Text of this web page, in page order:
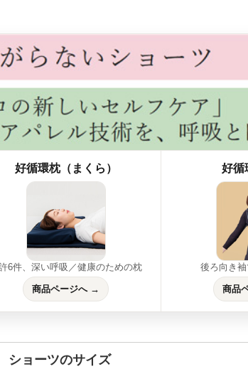
好循環枕（まくら）
6件、深い呼吸／健康のための枕
商品ページへ →
好循
後ろ向き
商品
ショーツのサイズ